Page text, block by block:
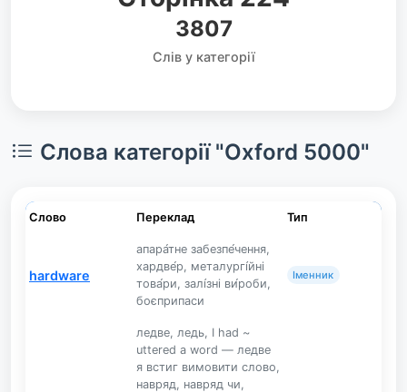
3807
Слів у категорії
Слова категорії "Oxford 5000"
Слово Переклад Тип
hardware
апара́тне забезпе́чення,
хардве́р, металургі́йні
това́ри, залі́зні ви́роби,
боєприпаси
Іменник
ледве, ледь, I had ~
uttered a word — ледве
я встиг вимовити слово,
навряд, навряд чи,